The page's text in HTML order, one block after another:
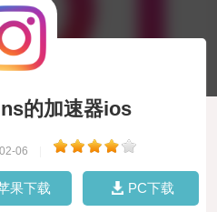
的加速器ios
06
果下载 PC下载